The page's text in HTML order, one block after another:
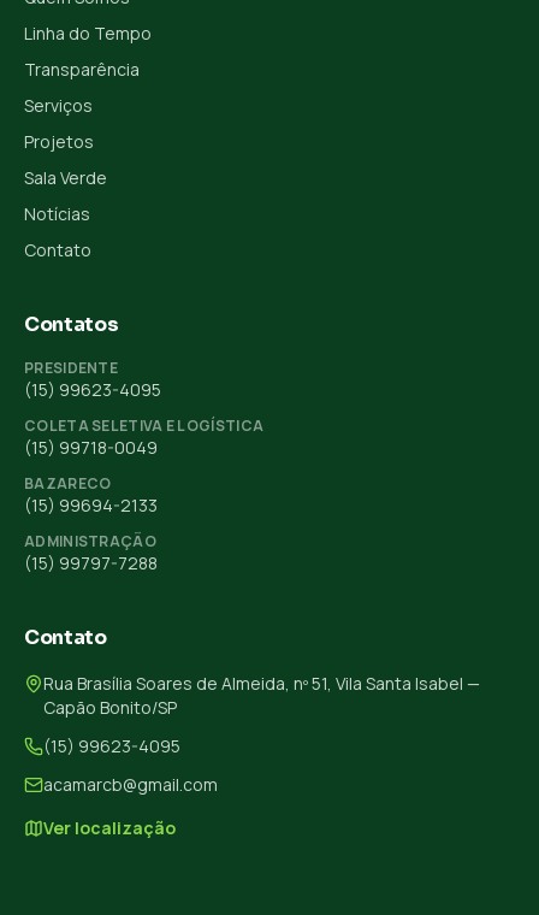
Linha do Tempo
Transparência
Serviços
Projetos
Sala Verde
Notícias
Contato
Contatos
PRESIDENTE
(15) 99623-4095
COLETA SELETIVA E LOGÍSTICA
(15) 99718-0049
BAZARECO
(15) 99694-2133
ADMINISTRAÇÃO
(15) 99797-7288
Contato
Rua Brasília Soares de Almeida, nº 51, Vila Santa Isabel —
Capão Bonito/SP
(15) 99623-4095
acamarcb@gmail.com
Ver localização